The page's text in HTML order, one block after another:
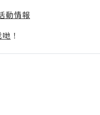
動情報
！